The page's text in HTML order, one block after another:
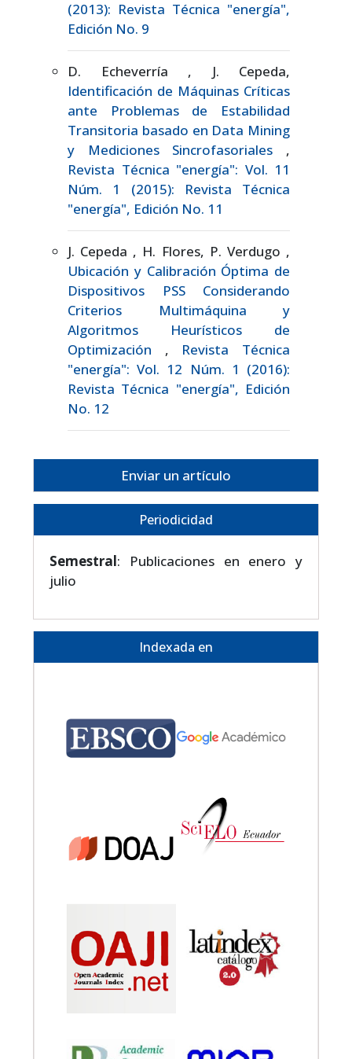
(2013): Revista Técnica "energía",
Edición No. 9
D. Echeverría , J. Cepeda,
Identificación de Máquinas Críticas
ante Problemas de Estabilidad
Transitoria basado en Data Mining
y Mediciones Sincrofasoriales ,
Revista Técnica "energía": Vol. 11
Núm. 1 (2015): Revista Técnica
"energía", Edición No. 11
J. Cepeda , H. Flores, P. Verdugo ,
Ubicación y Calibración Óptima de
Dispositivos PSS Considerando
Criterios Multimáquina y
Algoritmos Heurísticos de
Optimización , Revista Técnica
"energía": Vol. 12 Núm. 1 (2016):
Revista Técnica "energía", Edición
No. 12
Enviar un artículo
Periodicidad
Semestral: Publicaciones en enero y
julio
Indexada en